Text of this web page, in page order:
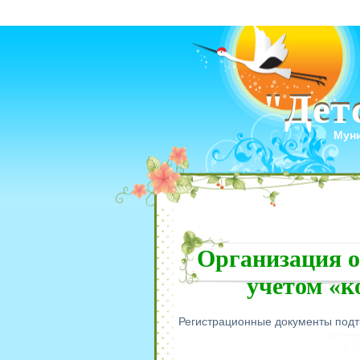
Организация
учетом
Регистрационные документы